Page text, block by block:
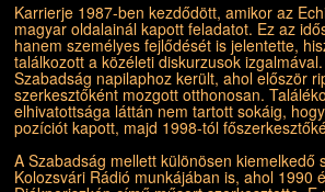
Karrierje 1987-ben kezdődött, amikor az
magyar oldalainál kapott feladatot. Ez az
hanem személyes fejlődését is jelentette,
találkozott a közéleti diskurzusok
Szabadság napilaphoz került, ahol először
szerkesztőként mozgott otthonosan.
elhivatottsága láttán nem tartott sokáig,
pozíciót kapott, majd 1998-tól
A Szabadság mellett különösen kiemelkedő
Kolozsvári Rádió munkájában is, ahol 1990